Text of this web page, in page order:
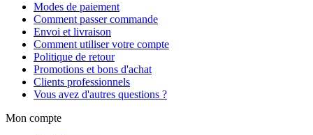
Modes de paiement
Comment passer commande
Envoi et livraison
Comment utiliser votre compte
Politique de retour
Promotions et bons d'achat
Clients professionnels
Vous avez d'autres questions ?
Mon compte